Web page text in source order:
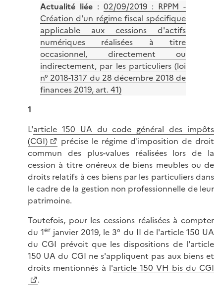
Actualité liée: 02/09/2019 : RPPM -
Création d'un régime fiscal spécifique
applicable aux cessions d'actifs
numériques réalisées à titre
occasionnel, directement ou
indirectement, par les particuliers (loi
n° 2018-1317 du 28 décembre 2018 de
finances 2019, art. 41)
1
L'article 150 UA du code général des impôts
(CGI)
précise le régime d'imposition de droit
commun des plus-values réalisées lors de la
cession à titre onéreux de biens meubles ou de
droits relatifs à ces biens par les particuliers dans
le cadre de la gestion non professionnelle de leur
patrimoine.
Toutefois, pour les cessions réalisées à compter
du 1er janvier 2019, le 3° du II de l'article 150 UA
du CGI prévoit que les dispositions de l'article
150 UA du CGI ne s'appliquent pas aux biens et
droits mentionnés à l'article 150 VH bis du CGI
.